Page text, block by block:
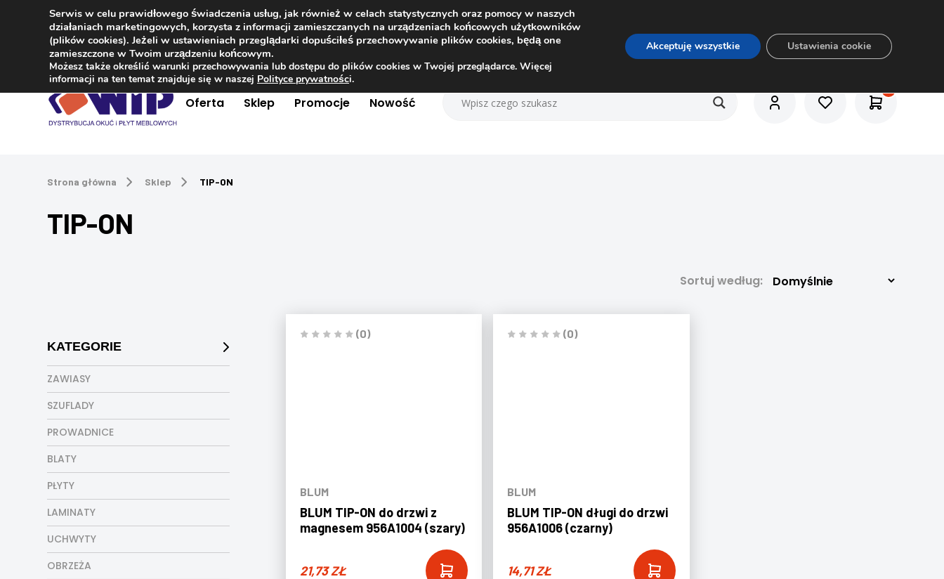
Kontakt +48 504 181 848
Oferta Sklep Promocje Nowość
Strona główna Sklep TIP-ON
TIP-ON
KATEGORIE
ZAWIASY
SZUFLADY
PROWADNICE
BLATY
PŁYTY
LAMINATY
UCHWYTY
OBRZEŻA
Sortuj według:
(0)
BLUM
BLUM TIP-ON do drzwi z
magnesem 956A1004 (szary)
21,73ZŁ
(0)
BLUM
BLUM TIP-ON długi do drzwi
956A1006 (czarny)
14,71ZŁ
Serwis w celu prawidłowego świadczenia usług, jak również w celach statystycznych oraz pomocy w naszych
działaniach marketingowych, korzysta z informacji zamieszczanych na urządzeniach końcowych użytkowników
(plików cookies). Jeżeli w ustawieniach przeglądarki dopuściłeś przechowywanie plików cookies, będą one
zamieszczone w Twoim urządzeniu końcowym.
Możesz także określić warunki przechowywania lub dostępu do plików cookies w Twojej przeglądarce. Więcej
informacji na ten temat znajduje się w naszej Polityce prywatności.
Akceptuję wszystkie Ustawienia cookie